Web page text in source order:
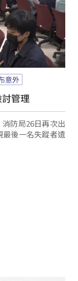
意外
管理
防局26日再次出
後一名失蹤者遺